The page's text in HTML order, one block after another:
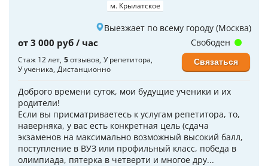
м. Крылатское
Выезжает по всему городу (Москва)
от 3 000 руб / час
Стаж 12 лет 5отзывов У репетитора
У ученика Дистанционно
Доброго времени суток, мои будущие ученики и их
родители!
Если вы присматриваетесь к услугам репетитора, то,
наверняка, у вас есть конкретная цель (сдача
экзаменов на максимально возможный высокий балл,
поступление в ВУЗ или профильный класс, победа в
олимпиада, пятерка в четверти и многое дру...
Свободен
Связаться